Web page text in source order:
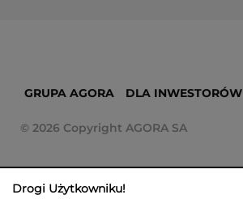
GRUPA AGORA DLA INWESTORÓW
© 2026 Copyright AGORA SA
Drogi Użytkowniku!